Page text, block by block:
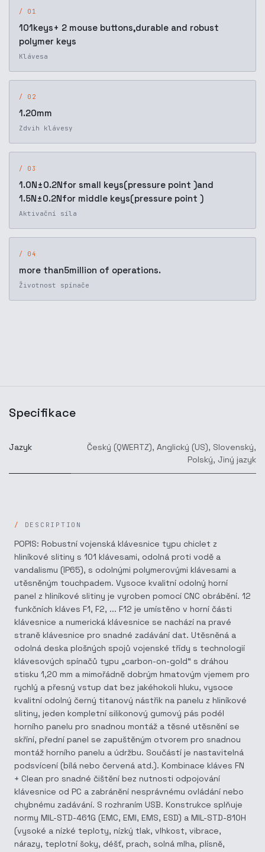
/ 01
101keys+ 2 mouse buttons,durable and robust
polymer keys
Klávesa
/ 02
1.20mm
Zdvih klávesy
/ 03
1.0N±0.2Nfor small keys(pressure point )and
1.5N±0.2Nfor middle keys(pressure point )
Aktivační síla
/ 04
more than5million of operations.
Životnost spínače
Specifikace
Jazyk Český (QWERTZ), Anglický (US), Slovenský,
Polský, Jiný jazyk
DESCRIPTION
POPIS: Robustní vojenská klávesnice typu chiclet z
hliníkové slitiny s 101 klávesami, odolná proti vodě a
vandalismu (IP65), s odolnými polymerovými klávesami a
utěsněným touchpadem. Vysoce kvalitní odolný horní
panel z hliníkové slitiny je vyroben pomocí CNC obrábění. 12
funkčních kláves F1, F2, ... F12 je umístěno v horní části
klávesnice a numerická klávesnice se nachází na pravé
straně klávesnice pro snadné zadávání dat. Utěsněná a
odolná deska plošných spojů vojenské třídy s technologií
klávesových spínačů typu „carbon-on-gold“ s dráhou
stisku 1,20 mm a mimořádně dobrým hmatovým vjemem pro
rychlý a přesný vstup dat bez jakéhokoli hluku, vysoce
kvalitní odolný černý titanový nástřik na panelu z hliníkové
slitiny, jeden kompletní silikonový gumový pás podél
horního panelu pro snadnou montáž a těsné utěsnění se
skříní, přední panel se zapuštěným otvorem pro snadnou
montáž horního panelu a údržbu. Součástí je nastavitelná
podsvícení (bílá nebo červená atd.). Kombinace kláves FN
+ Clean pro snadné čištění bez nutnosti odpojování
klávesnice od PC a zabránění nesprávnému ovládání nebo
chybnému zadávání. S rozhraním USB. Konstrukce splňuje
normy MIL-STD-461G (EMC, EMI, EMS, ESD) a MIL-STD-810H
(vysoké a nízké teploty, nízký tlak, vlhkost, vibrace,
nárazy, teplotní šoky, déšť, prach, solná mlha, plísně,